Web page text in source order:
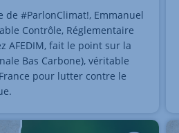
de #ParlonClimat!, Emmanuel
Contrôle, Réglementaire
AFEDIM, fait le point sur la
Bas Carbone), véritable
pour lutter contre le